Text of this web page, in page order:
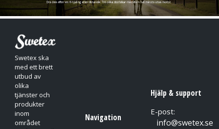
Swetex ska
med ett brett
utbud av
olika
tjänster och
produkter
inom
området
Navigation
Hjälp & support
E-post:
info@swetex.se